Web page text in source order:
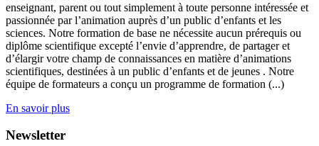
enseignant, parent ou tout simplement à toute personne intéressée et
passionnée par l’animation auprès d’un public d’enfants et les
sciences. Notre formation de base ne nécessite aucun prérequis ou
diplôme scientifique excepté l’envie d’apprendre, de partager et
d’élargir votre champ de connaissances en matière d’animations
scientifiques, destinées à un public d’enfants et de jeunes . Notre
équipe de formateurs a conçu un programme de formation (...)
En savoir plus
Newsletter